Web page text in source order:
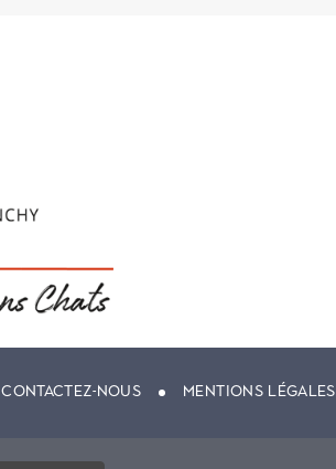
CONTACTEZ-NOUS MENTIONS LÉGALES